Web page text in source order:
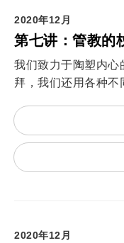
2020年12月
第七讲：管教的
我们致力于陶塑内
拜，我们还用各种不
2020年12月